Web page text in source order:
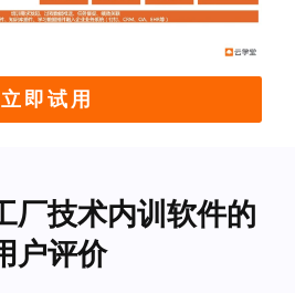
立即试用
厂技术内训软件的
户评价